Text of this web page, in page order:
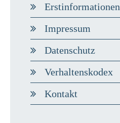
Erstinformationen
Impressum
Datenschutz
Verhaltenskodex
Kontakt